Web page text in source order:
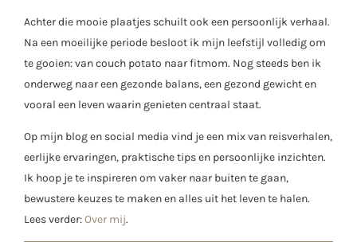
Achter die mooie plaatjes schuilt ook een persoonlijk verhaal.
Na een moeilijke periode besloot ik mijn leefstijl volledig om
te gooien: van couch potato naar fitmom. Nog steeds ben ik
onderweg naar een gezonde balans, een gezond gewicht en
vooral een leven waarin genieten centraal staat.
Op mijn blog en social media vind je een mix van reisverhalen,
eerlijke ervaringen, praktische tips en persoonlijke inzichten.
Ik hoop je te inspireren om vaker naar buiten te gaan,
bewustere keuzes te maken en alles uit het leven te halen.
Lees verder:Over mij.